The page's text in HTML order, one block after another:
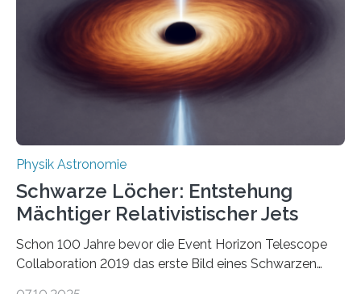
die Herleitung. (DOI: 10.1126/sciadv.adw8462)
Verbrennungsmotoren oder Dampfturbinen sind
Wärmekraftmaschinen: Sie wandeln thermische
Energie in mechanische Bewegung um – oder anders
ausgedrückt, Wärme in Bewegung. In
quantenmechanischen Experimenten ist es in den…
Physik Astronomie
Schwarze Löcher: Entstehung
Mächtiger Relativistischer Jets
Schon 100 Jahre bevor die Event Horizon Telescope
Collaboration 2019 das erste Bild eines Schwarzen